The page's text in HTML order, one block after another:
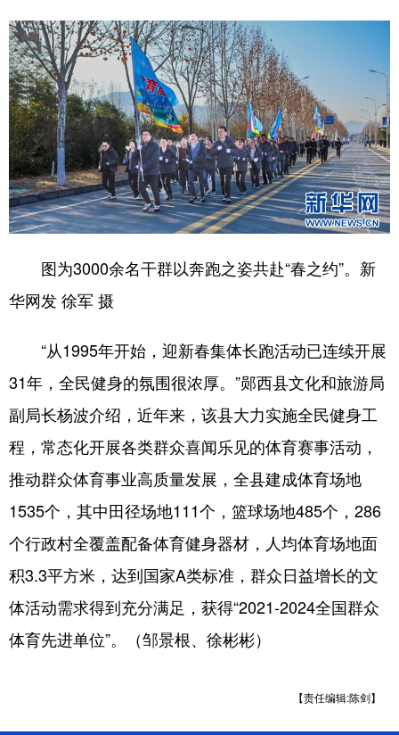
图为3000余名干群以奔跑之姿共赴“春之约”。新
华网发 徐军 摄
“从1995年开始，迎新春集体长跑活动已连续开展
31年，全民健身的氛围很浓厚。”郧西县文化和旅游局
副局长杨波介绍，近年来，该县大力实施全民健身工
程，常态化开展各类群众喜闻乐见的体育赛事活动，
推动群众体育事业高质量发展，全县建成体育场地
1535个，其中田径场地111个，篮球场地485个，286
个行政村全覆盖配备体育健身器材，人均体育场地面
积3.3平方米，达到国家A类标准，群众日益增长的文
体活动需求得到充分满足，获得“2021-2024全国群众
体育先进单位”。（邹景根、徐彬彬）
【责任编辑:陈剑】